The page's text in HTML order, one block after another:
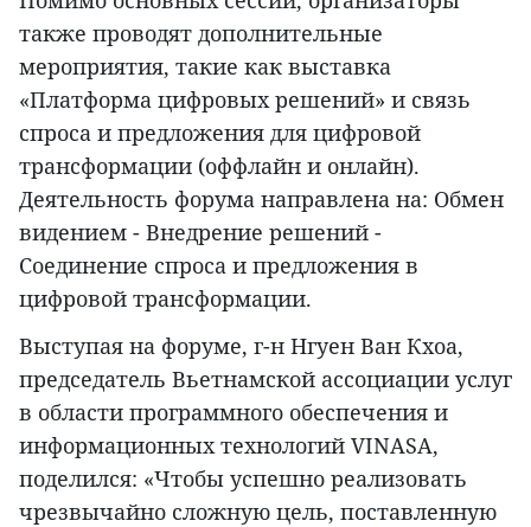
также проводят дополнительные
мероприятия, такие как выставка
«Платформа цифровых решений» и связь
спроса и предложения для цифровой
трансформации (оффлайн и онлайн).
Деятельность форума направлена на: Обмен
видением - Внедрение решений -
Соединение спроса и предложения в
цифровой трансформации.
Выступая на форуме, г-н Нгуен Ван Кхоа,
председатель Вьетнамской ассоциации услуг
в области программного обеспечения и
информационных технологий VINASA,
поделился: «Чтобы успешно реализовать
чрезвычайно сложную цель, поставленную